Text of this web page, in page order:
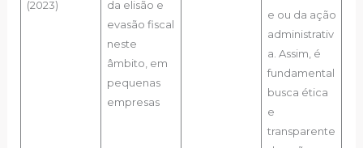
(2023)
da elisão e
evasão fiscal
neste
âmbito, em
pequenas
empresas
e ou da ação
administrativ
a. Assim, é
fundamental
busca ética
e
transparente